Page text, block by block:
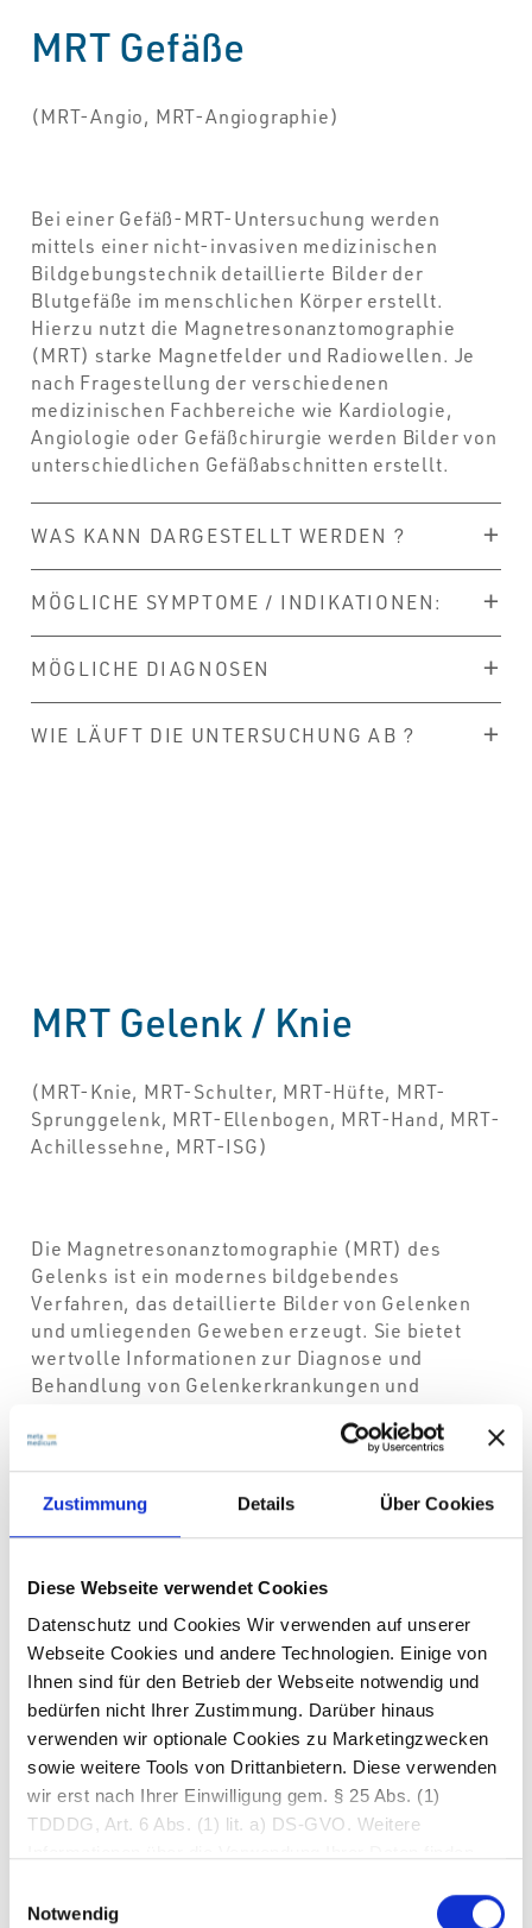
Zustimmung Details Über Cookies
Diese Webseite verwendet Cookies
Datenschutz und Cookies Wir verwenden auf unserer
Webseite Cookies und andere Technologien. Einige von
Ihnen sind für den Betrieb der Webseite notwendig und
bedürfen nicht Ihrer Zustimmung. Darüber hinaus
verwenden wir optionale Cookies zu Marketingzwecken
sowie weitere Tools von Drittanbietern. Diese verwenden
wir erst nach Ihrer Einwilligung gem. § 25 Abs. (1)
TDDDG, Art. 6 Abs. (1) lit. a) DS-GVO. Weitere
Betätigung des Buttons „Optionale Cookies zulassen“
Notwendig
MRT Gefäße
(MRT-Angio, MRT-Angiographie)
Bei einer Gefäß-MRT-Untersuchung werden
mittels einer nicht-invasiven medizinischen
Bildgebungstechnik detaillierte Bilder der
Blutgefäße im menschlichen Körper erstellt.
Hierzu nutzt die Magnetresonanztomographie
(MRT) starke Magnetfelder und Radiowellen. Je
nach Fragestellung der verschiedenen
medizinischen Fachbereiche wie Kardiologie,
Angiologie oder Gefäßchirurgie werden Bilder von
unterschiedlichen Gefäßabschnitten erstellt.
WAS KANN DARGESTELLT WERDEN ?
MÖGLICHE SYMPTOME / INDIKATIONEN:
MÖGLICHE DIAGNOSEN
WIE LÄUFT DIE UNTERSUCHUNG AB ?
MRT Gelenk / Knie
(MRT-Knie, MRT-Schulter, MRT-Hüfte, MRT-
Sprunggelenk, MRT-Ellenbogen, MRT-Hand, MRT-
Achillessehne, MRT-ISG)
Die Magnetresonanztomographie (MRT) des
Gelenks ist ein modernes bildgebendes
Verfahren, das detaillierte Bilder von Gelenken
und umliegenden Geweben erzeugt. Sie bietet
wertvolle Informationen zur Diagnose und
Behandlung von Gelenkerkrankungen und
verschiedenen medizinischen Fachbereiche wie
Orthopädie, Unfallchirurgie, Handchirurgie oder
der Onkologie fokussiert sich die Untersuchung
auf das betroffene Gelenk.
WAS KANN DARGESTELLT WERDEN ?
MÖGLICHE SYMPTOME / INDIKATIONEN:
WIE LÄUFT DIE UNTERSUCHUNG AB ?